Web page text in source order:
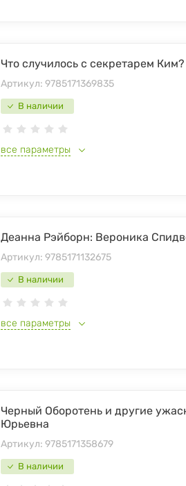
В наличии
Что случилось с секретарем Ким?
Артикул: 9785171369835
все параметры
В наличии
Деанна Рэйборн: Вероника
Артикул: 9785171132675
все параметры
В наличии
Черный Оборотень и другие
Юрьевна
Артикул: 9785171358679